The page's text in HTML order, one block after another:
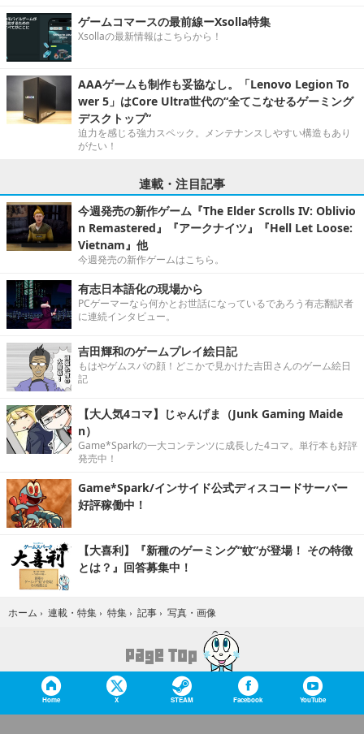
ゲームコマースの最前線ーXsolla特集
Xsollaの最新情報はこちらから！
AAAゲームも制作も妥協なし。「Lenovo Legion To
wer 5」はCore Ultra世代の“全てこなせるゲーミング
デスクトップ”
迫力を感じる強力スペック。メンテナンスしやすい構造もあり
がたい！
連載・注目記事
今週発売の新作ゲーム『The Elder Scrolls IV: Oblivio
n Remastered』『アークナイツ』『Hell Let Loose:
Vietnam』他
今週発売の新作ゲームはこちら。
有志日本語化の現場から
PCゲーマーなら何かとお世話になっているであろう有志翻訳者
に連続インタビュー。
吉田輝和のゲームプレイ絵日記
もはやゲムスパの顔！どこかで見かけた吉田さんのゲーム絵日
記
【大人気4コマ】じゃんげま（Junk Gaming Maide
n）
Game*Sparkの一大コンテンツに成長した4コマ。単行本も好評
発売中！
Game*Spark/インサイド公式ディスコードサーバー
好評稼働中！
【大喜利】『新種のゲーミング“蚊”が登場！ その特徴
とは？』回答募集中！
ホーム › 連載・特集 › 特集 › 記事 › 写真・画像
Home X STEAM Facebook YouTube